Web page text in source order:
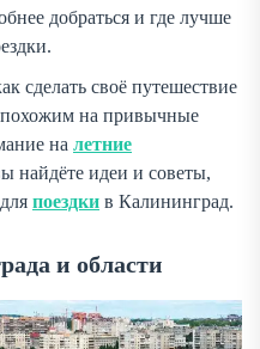
добраться и где лучше
сделать своё путешествие
похожим на привычные
на летние
найдёте идеи и советы,
поездки в Калининград.
и области